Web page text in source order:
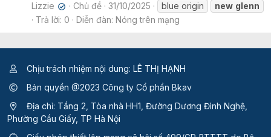
Lizzie ✔ Chủ đề 31/10/2025 blue origin new glenn
Trả lời: 0
Diễn đàn: Nóng trên mạng
Chịu trách nhiệm nội dung: LÊ THỊ HẠNH
Bản quyền @2023 Công ty Cổ phần Bkav
Địa chỉ: Tầng 2, Tòa nhà HH1, Đường Dương Đình Nghệ,
Phường Cầu Giấy, TP Hà Nội